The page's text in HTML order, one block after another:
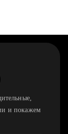
и покажем